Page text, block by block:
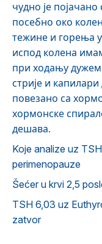
чудно је
посебно око
тежине и горења
испод колена
при ходању дужем
стрије и
повезано са
хормонске
дешава.
Koje analize uz
perimenopauze
Šećer u krvi 2,5
TSH 6,03 uz
zatvor